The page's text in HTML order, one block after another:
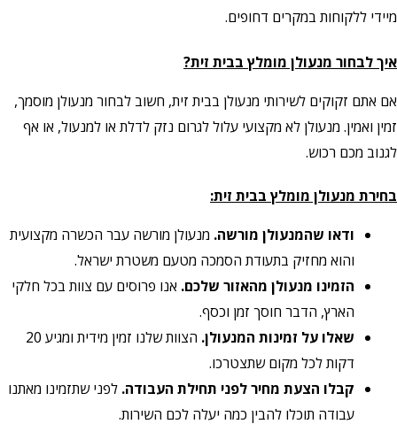
מיידי ללקוחות במקרים דחופים.
איך לבחור מנעולן מומלץ בבית זית?
אם אתם זקוקים לשירותי מנעולן בבית זית, חשוב לבחור מנעולן מוסמך,
זמין ואמין. מנעולן לא מקצועי עלול לגרום נזק לדלת או למנעול, או אף
לגנוב מכם רכוש.
בחירת מנעולן מומלץ בבית זית:
ודאו שהמנעולן מורשה. מנעולן מורשה עבר הכשרה מקצועית
והוא מחזיק בתעודת הסמכה מטעם משטרת ישראל.
הזמינו מנעולן מהאזור שלכם. אנו פרוסים עם צוות בכל חלקי
הארץ, הדבר חוסך זמן וכסף.
שאלו על זמינות המנעולן.
הצוות שלנו זמין מידית ומגיע 20
דקות לכל מקום שתצטרכו.
קבלו הצעת מחיר לפני תחילת העבודה. לפני שתזמינו מאתנו
עבודה תוכלו להבין כמה יעלה לכם השירות.